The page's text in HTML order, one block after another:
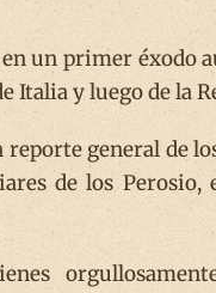
un primer éxodo
Italia y luego de la
general de
de los Perosio,